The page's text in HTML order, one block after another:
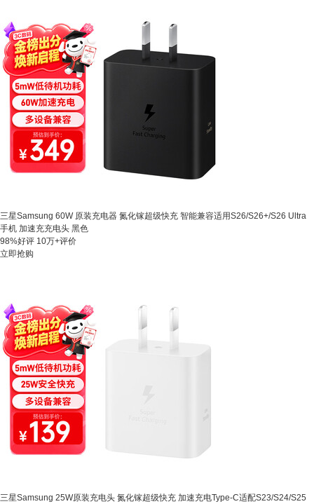
三星Samsung 60W 原装充电器 氮化镓超级快充 智能兼容适用S26/S26+/S26 Ultra
手机 加速充充电头 黑色
98%好评 10万+评价
立即抢购
三星Samsung 25W原装充电头 氮化镓超级快充 加速充电Type-C适配S23/S24/S25